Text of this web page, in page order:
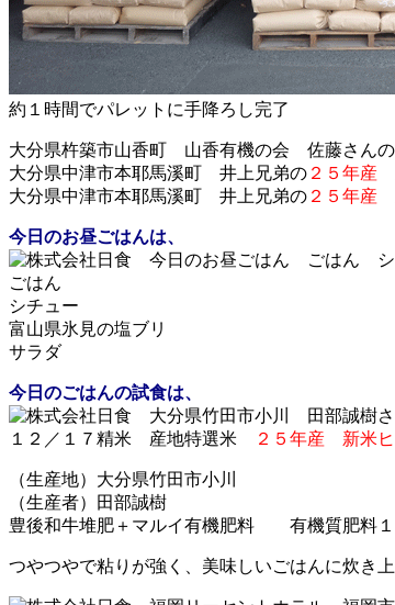
約１時間でパレットに手降ろし完了
大分県杵築市山香町 山香有機の会 佐藤さんの
大分県中津市本耶馬溪町 井上兄弟の ２５年産
大分県中津市本耶馬溪町 井上兄弟の ２５年産
今日のお昼ごはんは、
ごはん
シチュー
富山県氷見の塩ブリ
サラダ
今日のごはんの試食は、
１２／１７精米 産地特選米 ２５年産 新米
（生産地）大分県竹田市小川
（生産者）田部誠樹
豊後和牛堆肥＋マルイ有機肥料 有機質肥料１
つやつやで粘りが強く、美味しいごはんに炊き上